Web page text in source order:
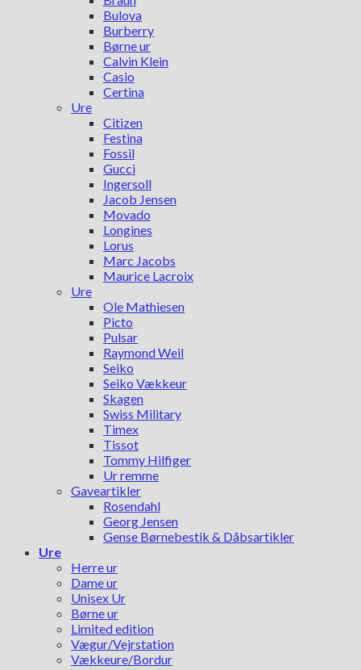
Bulova
Burberry
Børne ur
Calvin Klein
Casio
Certina
Ure
Citizen
Festina
Fossil
Gucci
Ingersoll
Jacob Jensen
Movado
Longines
Lorus
Marc Jacobs
Maurice Lacroix
Ure
Ole Mathiesen
Picto
Pulsar
Raymond Weil
Seiko
Seiko Vækkeur
Skagen
Swiss Military
Timex
Tissot
Tommy Hilfiger
Ur remme
Gaveartikler
Rosendahl
Georg Jensen
Gense Børnebestik & Dåbsartikler
Ure
Herre ur
Dame ur
Unisex Ur
Børne ur
Limited edition
Vægur/Vejrstation
Vækkeure/Bordur